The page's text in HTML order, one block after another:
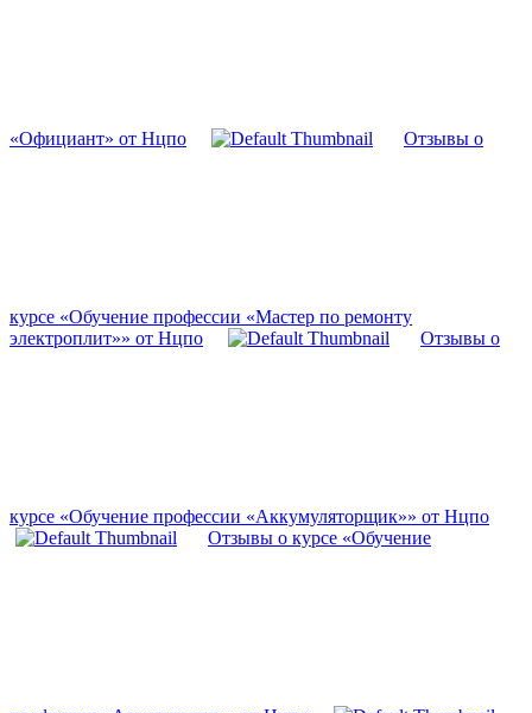
«Официант» от Нцпо Отзывы о
курсе «Обучение профессии «Мастер по ремонту
электроплит»» от Нцпо
Отзывы о
курсе «Обучение профессии «Аккумуляторщик»» от Нцпо
Отзывы о курсе «Обучение